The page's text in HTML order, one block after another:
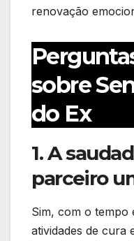
renovação
sobre
do Ex
1. A
parceiro
Sim, com o tempo
atividades de cura